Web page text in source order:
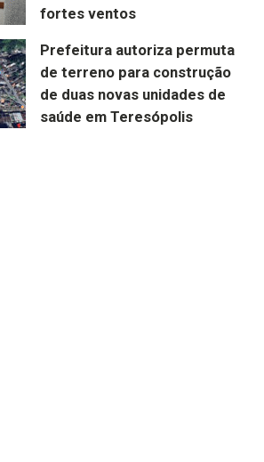
fortes ventos
Prefeitura autoriza permuta
de terreno para construção
de duas novas unidades de
saúde em Teresópolis